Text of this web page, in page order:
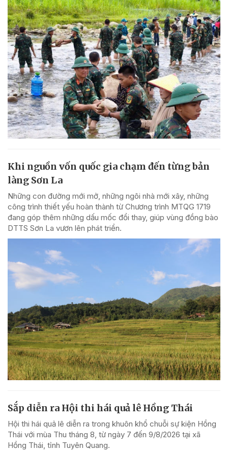
Khi nguồn vốn quốc gia chạm đến từng bản
làng Sơn La
Những con đường mới mở, những ngôi nhà mới xây, những
công trình thiết yếu hoàn thành từ Chương trình MTQG 1719
đang góp thêm những dấu mốc đổi thay, giúp vùng đồng bào
DTTS Sơn La vươn lên phát triển.
Sắp diễn ra Hội thi hái quả lê Hồng Thái
Hội thi hái quả lê diễn ra trong khuôn khổ chuỗi sự kiện Hồng
Thái với mùa Thu tháng 8, từ ngày 7 đến 9/8/2026 tại xã
Hồng Thái, tỉnh Tuyên Quang.